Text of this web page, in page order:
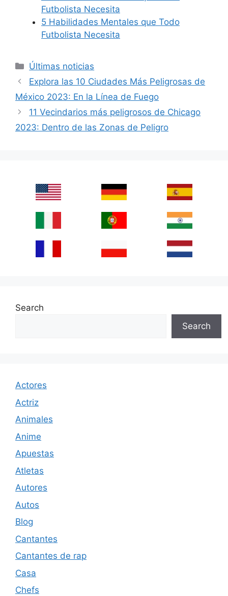
Futbolista Necesita
5 Habilidades Mentales que Todo
Futbolista Necesita
Categories
Últimas noticias
Explora las 10 Ciudades Más Peligrosas de
México 2023: En la Línea de Fuego
11 Vecindarios más peligrosos de Chicago
2023: Dentro de las Zonas de Peligro
Search
Search
Actores
Actriz
Animales
Anime
Apuestas
Atletas
Autores
Autos
Blog
Cantantes
Cantantes de rap
Casa
Chefs